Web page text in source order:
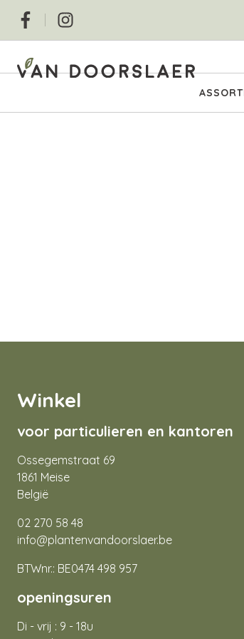
Overslaan
naar
inhoud
Social
Hoofdnavigatie
Winkel
voor particulieren en kantoren
Ossegemstraat 69
1861 Meise
België
02 270 58 48
info@plantenvandoorslaer.be
BTWnr.: BE0474 498 957
openingsuren
Di - vrij : 9 - 18u